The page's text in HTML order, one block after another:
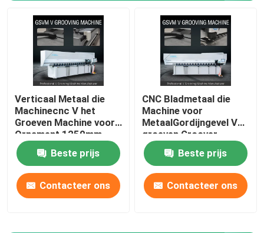
Verticaal Metaal die
Machinecnc V het
Groeven Machine voor
Ornament 1250mm
groeven
Beste prijs
Contacteer ons
CNC Bladmetaal die
Machine voor
MetaalGordijngevel V
groeven Groover-
Machine 1240
Beste prijs
Contacteer ons